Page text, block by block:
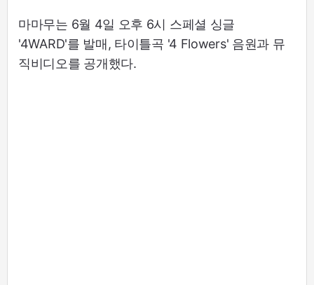
마마무는 6월 4일 오후 6시 스페셜 싱글
'4WARD'를 발매, 타이틀곡 '4 Flowers' 음원과 뮤
직비디오를 공개했다.